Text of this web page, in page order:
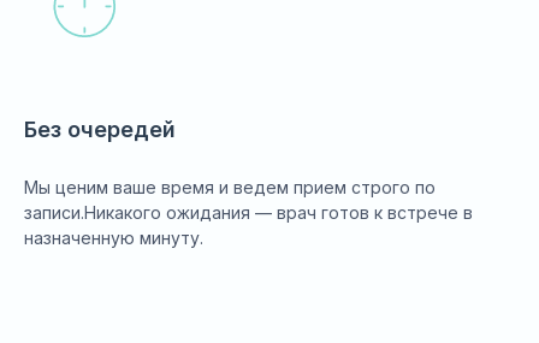
Без очередей
Мы ценим ваше время и ведем прием строго по
записи.Никакого ожидания — врач готов к встрече в
назначенную минуту.